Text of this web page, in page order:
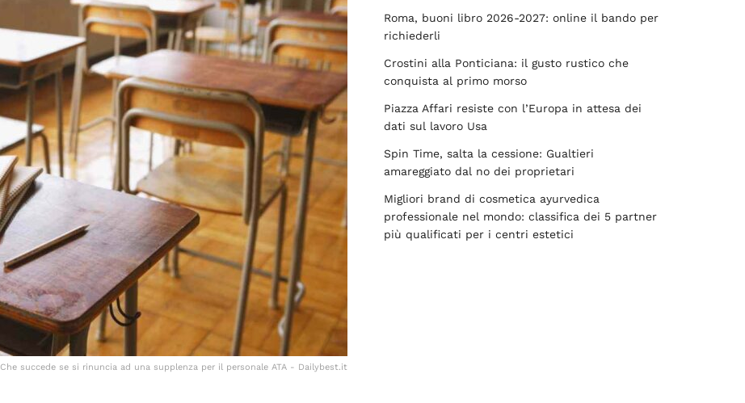
Che succede se si rinuncia ad una supplenza per il personale ATA - Dailybest.it
Roma, buoni libro 2026-2027: online il bando per
richiederli
Crostini alla Ponticiana: il gusto rustico che
conquista al primo morso
Piazza Affari resiste con l’Europa in attesa dei
dati sul lavoro Usa
Spin Time, salta la cessione: Gualtieri
amareggiato dal no dei proprietari
Migliori brand di cosmetica ayurvedica
professionale nel mondo: classifica dei 5 partner
più qualificati per i centri estetici